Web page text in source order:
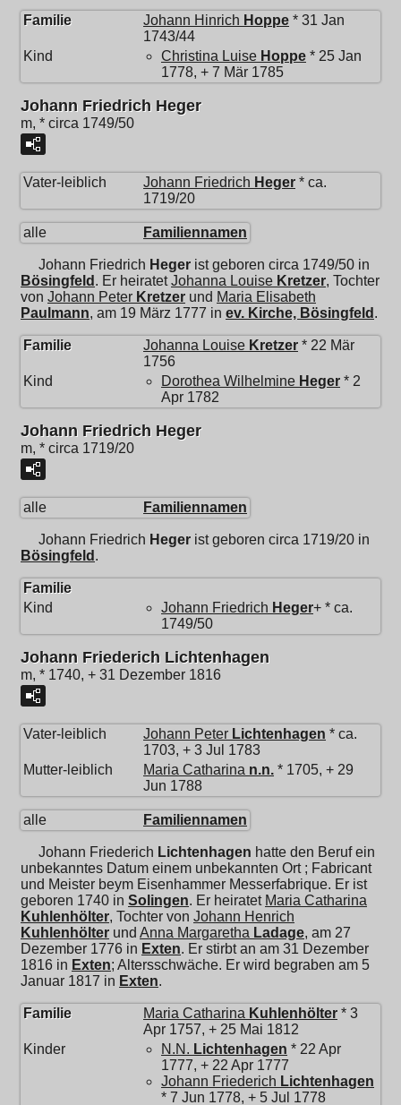
Familie Johann Hinrich Hoppe * 31 Jan
1743/44
Kind
Christina Luise Hoppe * 25 Jan
1778, + 7 Mär 1785
Johann Friedrich Heger
m, * circa 1749/50
Vater-leiblich Johann Friedrich Heger * ca.
1719/20
alle Familiennamen
Johann Friedrich Heger ist geboren circa 1749/50 in
Bösingfeld . Er heiratetJohanna Louise Kretzer, Tochter
von Johann Peter Kretzer und Maria Elisabeth
Paulmann, am 19 März 1777 in ev. Kirche, Bösingfeld .
Familie Johanna Louise Kretzer * 22 Mär
1756
Kind
Dorothea Wilhelmine Heger * 2
Apr 1782
Johann Friedrich Heger
m, * circa 1719/20
alle Familiennamen
Johann Friedrich Heger ist geboren circa 1719/20 in
Bösingfeld .
Familie
Kind
Johann Friedrich Heger+ * ca.
1749/50
Johann Friederich Lichtenhagen
m, * 1740, + 31 Dezember 1816
Vater-leiblich Johann Peter Lichtenhagen * ca.
1703, + 3 Jul 1783
Mutter-leiblich
Maria Catharina n.n. * 1705, + 29
Jun 1788
alle Familiennamen
Johann Friederich Lichtenhagen hatte den Beruf ein
unbekanntes Datum einem unbekannten Ort ; Fabricant
und Meister beym Eisenhammer Messerfabrique. Er ist
geboren 1740 in Solingen. Er heiratet Maria Catharina
Kuhlenhölter, Tochter von Johann Henrich
Kuhlenhölter und Anna Margaretha Ladage, am 27
Dezember 1776 in Exten. Er stirbt an am 31 Dezember
1816 in Exten; Altersschwäche. Er wird begraben am 5
Januar 1817 in Exten.
Familie Maria Catharina Kuhlenhölter * 3
Apr 1757, + 25 Mai 1812
Kinder
N.N. Lichtenhagen * 22 Apr
1777, + 22 Apr 1777
Johann Friederich Lichtenhagen
* 7 Jun 1778, + 5 Jul 1778